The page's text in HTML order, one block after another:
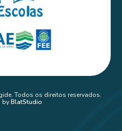
Todos os direitos reservados.
byBlatStudio